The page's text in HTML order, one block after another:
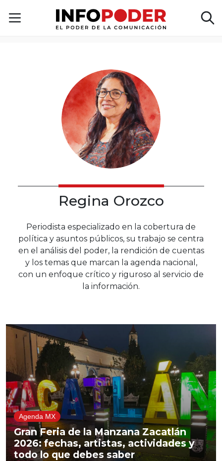
Regina Orozco
Periodista especializado en la cobertura de
política y asuntos públicos, su trabajo se centra
en el análisis del poder, la rendición de cuentas
y los temas que marcan la agenda nacional,
con un enfoque crítico y riguroso al servicio de
la información.
Agenda MX
Gran Feria de la Manzana Zacatlán
2026: fechas, artistas, actividades y
todo lo que debes saber